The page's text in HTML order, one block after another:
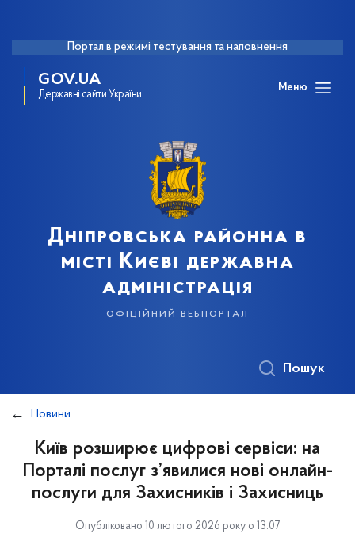
Портал в режимі тестування та наповнення
GOV.UA
Державні сайти України
Меню
Дніпровська районна в
місті Києві державна
адміністрація
офіційний вебпортал
Пошук
Новини
Київ розширює цифрові сервіси: на
Порталі послуг з’явилися нові онлайн-
послуги для Захисників і Захисниць
Опубліковано 10 лютого 2026 року о 13:07